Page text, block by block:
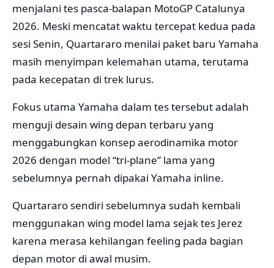
menjalani tes pasca-balapan MotoGP Catalunya
2026. Meski mencatat waktu tercepat kedua pada
sesi Senin, Quartararo menilai paket baru Yamaha
masih menyimpan kelemahan utama, terutama
pada kecepatan di trek lurus.
Fokus utama Yamaha dalam tes tersebut adalah
menguji desain wing depan terbaru yang
menggabungkan konsep aerodinamika motor
2026 dengan model “tri-plane” lama yang
sebelumnya pernah dipakai Yamaha inline.
Quartararo sendiri sebelumnya sudah kembali
menggunakan wing model lama sejak tes Jerez
karena merasa kehilangan feeling pada bagian
depan motor di awal musim.